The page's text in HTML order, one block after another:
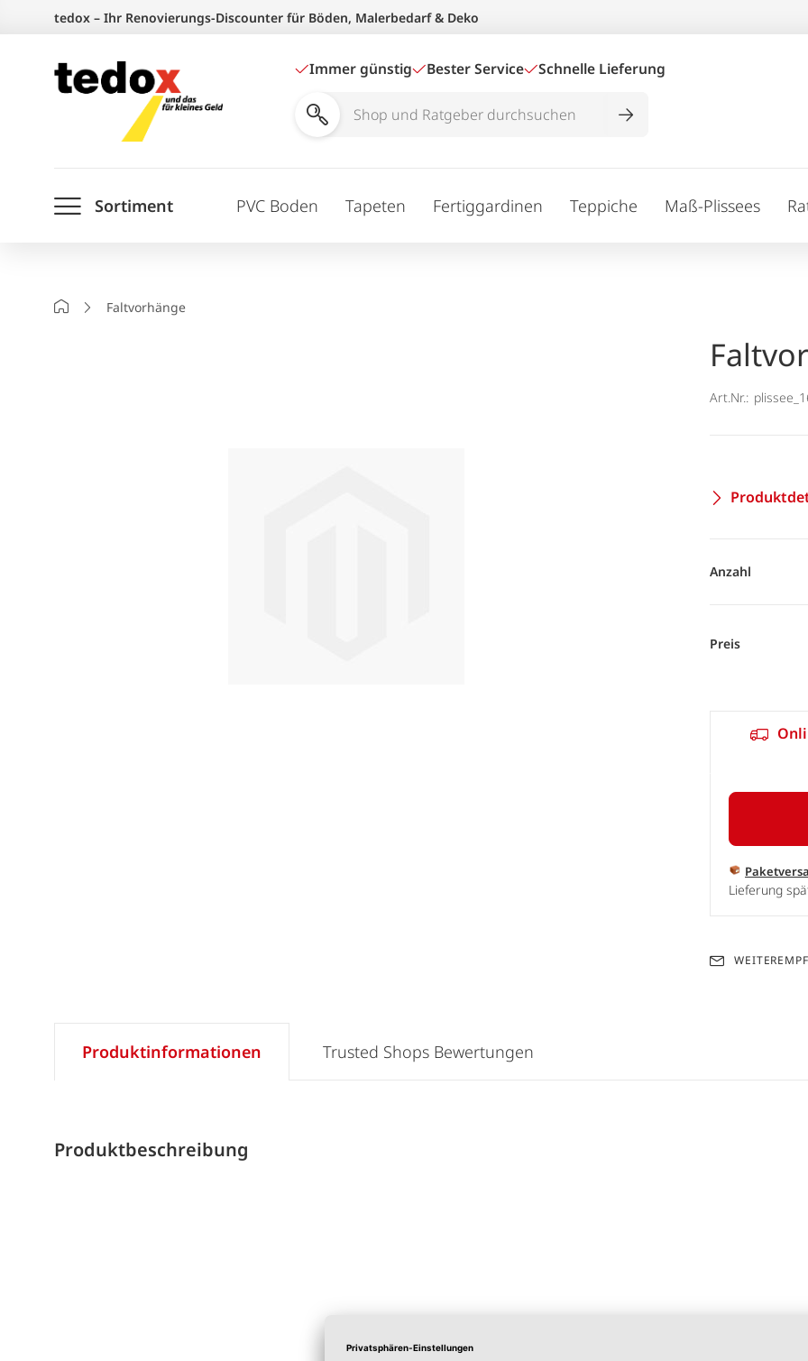
springen
tedox – Ihr Renovierungs-Discounter für Böden, Malerbedarf & Deko
Immer günstig Bester Service Schnelle Lieferung
Shop
durchsuchen
Sortiment PVC Boden Tapeten Fertiggardinen Teppiche Maß-Plissees
StartseiteFaltvorhänge
Art.Nr.:
Anzahl
Preis
Lieferung
Produktinformationen
Produktbeschreibung
Trusted Shops Bewertungen